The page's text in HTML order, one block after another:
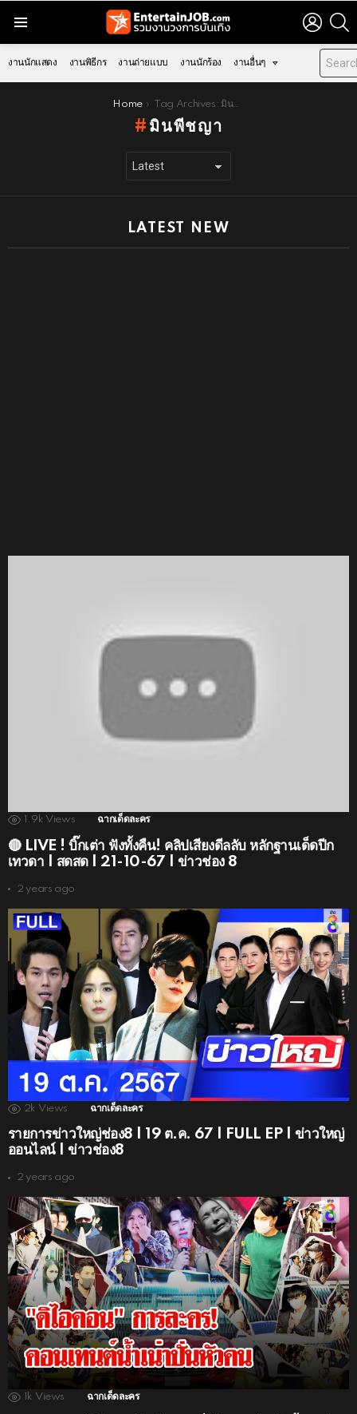
LOGIN
งานนักแสดง งานพิธีกร งานถ่ายแบบ งานนักร้อง งานอื่นๆ
Home Tag Archives: มินพีชญา
มินพีชญา
LATEST NEW
1.9k Views ฉากเด็ดละคร
🔴 LIVE ! บิ๊กเต่า ฟังทั้งคืน! คลิปเสียงดีลลับ หลักฐานเด็ดปีก
เทวดา | สดสด | 21-10-67 | ข่าวช่อง 8
2 years ago
2k Views ฉากเด็ดละคร
รายการข่าวใหญ่ช่อง8 | 19 ต.ค. 67 | FULL EP | ข่าวใหญ่
ออนไลน์ | ข่าวช่อง8
2 years ago
1k Views ฉากเด็ดละคร